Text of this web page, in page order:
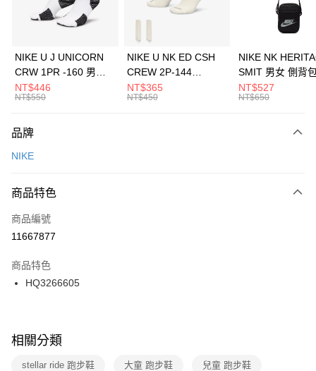
華南商業銀行
彰化商業銀行
上海商業儲蓄銀行
元大商業銀行
台灣樂天信用卡公司
Apple Pay
全盈+PAY
AFTEE先享後付
【關於「AFTEE先享後付」】
便利好安心！
３．安心：先確認商品／服務後，再付款。
【「AFTEE先享後付」結帳流程】
１．於結帳方式選擇「AFTEE先享後付」後，將跳轉至「AFTEE先享後付」
２．訂單成立數日內，您將收到繳費通知簡訊。
３．收到繳費通知簡訊後14天內，點擊此簡訊中的連結，可透過四大超商／
ATM／網路銀行／等多元方式進行付款，方視為交易完成。
※ 交易是否成功請以「AFTEE先享後付 」之結帳頁面顯示為準，若有關於
是否繳費成功／繳費後需取消欲退款等相關疑問，請聯繫「AFTEE先享後付
客戶支援中心」https://netprotections.freshdesk.com/support/home
運送方式
每筆NT$100，滿NT$1,500(含以上)免運費
宅配
每筆NT$100，滿NT$1,500(含以上)免運費
付款後門市自取
每筆NT$100，滿NT$1,500(含以上)免運費
NIKE U J UNICORN
CRW 1PR -160 男女
中統襪 FZ3393100
NT$446
NT$550
NIKE U NK ED CSH
CREW 2P-144
EMBRDY 男女 短統襪
FZ3073133
NT$365
NT$450
NIKE NK
SMIT 男女 側背
BA5871010
NT$527
NT$650
品牌
NIKE
商品特色
商品編號
11667877
商品特色
HQ3266605
相關分類
stellar ride 跑步鞋 大童 跑步鞋 兒童 跑步鞋